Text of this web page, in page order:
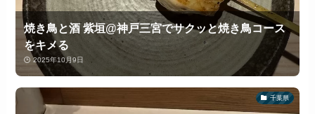
焼き鳥と酒 紫垣@神戸三宮でサクッと焼き鳥コース
をキメる
2025年10月9日
千葉県